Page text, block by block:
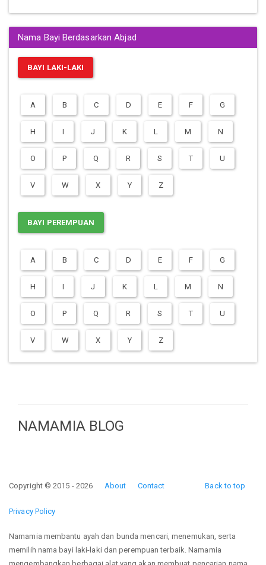
Nama Bayi Berdasarkan Abjad
BAYI LAKI-LAKI
A B C D E F G
H I J K L M N
O P Q R S T U
V W X Y Z
BAYI PEREMPUAN
A B C D E F G
H I J K L M N
O P Q R S T U
V W X Y Z
NAMAMIA BLOG
Back to top
Copyright © 2015 - 2026 About Contact
Privacy Policy
Namamia membantu ayah dan bunda mencari, menemukan, serta
memilih nama bayi laki-laki dan perempuan terbaik. Namamia